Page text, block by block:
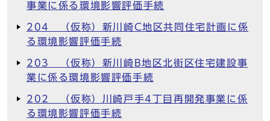
事業に係る環境影響評価手続
204 （仮称）新川崎C地区共同住宅計画に係
る環境影響評価手続
203 （仮称）新川崎B地区北街区住宅建設事
業に係る環境影響評価手続
202 （仮称）川崎戸手4丁目再開発事業に係
る環境影響評価手続